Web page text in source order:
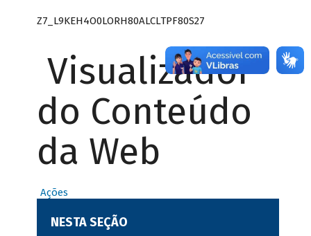
Z7_L9KEH4O0LORH80ALCLTPF80S27
Visualizador
do Conteúdo
da Web
Ações
NESTA SEÇÃO